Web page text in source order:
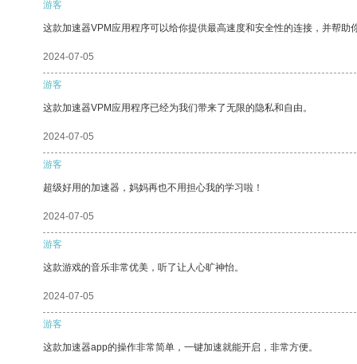
游客
这款加速器VPM应用程序可以给你提供最高速度和安全性的连接，并帮助
2024-07-05
游客
这款加速器VPM应用程序已经为我们带来了无限的隐私和自由。
2024-07-05
游客
超级好用的加速器，妈妈再也不用担心我的学习啦！
2024-07-05
游客
这款游戏的音乐非常优美，听了让人心旷神怡。
2024-07-05
游客
这款加速器app的操作非常简单，一键加速就能开启，非常方便。